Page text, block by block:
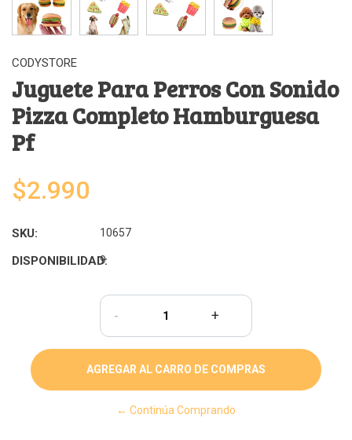
CODYSTORE
Juguete Para Perros Con Sonido
Pizza Completo Hamburguesa
Pf
$2.990
SKU: 10657
DISPONIBILIDAD:
9
- +
← Continúa Comprando